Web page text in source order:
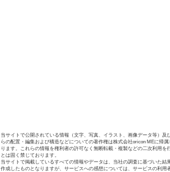
当サイトで公開されている情報（文字、写真、イラスト、画像データ等）及
らの配置・編集および構造などについての著作権は株式会社oricon MEに帰属
ります。これらの情報を権利者の許可なく無断転載・複製などの二次利用を
とは固く禁じております。
当サイトで掲載しているすべての情報やデータは、当社の調査に基づいた結
作成したものとなりますが、サービスへの感想については、サービスの利用